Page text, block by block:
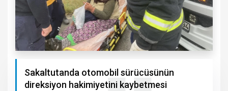
Sakaltutanda otomobil sürücüsünün
direksiyon hakimiyetini kaybetmesi